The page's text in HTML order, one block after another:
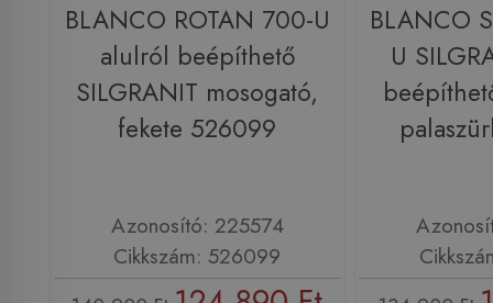
BLANCO ROTAN 700-U
alulról beépíthető
SILGRANIT mosogató,
fekete 526099
Azonosító: 225574
Cikkszám: 526099
BLANCO
U